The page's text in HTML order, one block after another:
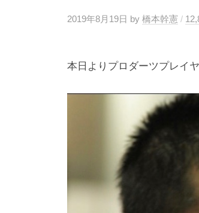
2019年8月19日 by 橋本幹憲 /
本日よりプロダーツプレイ